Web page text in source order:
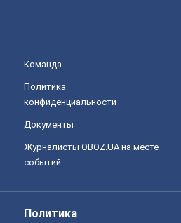
Команда
Политика
конфиденциальности
Документы
Журналисты OBOZ.UA на месте
событий
Политика